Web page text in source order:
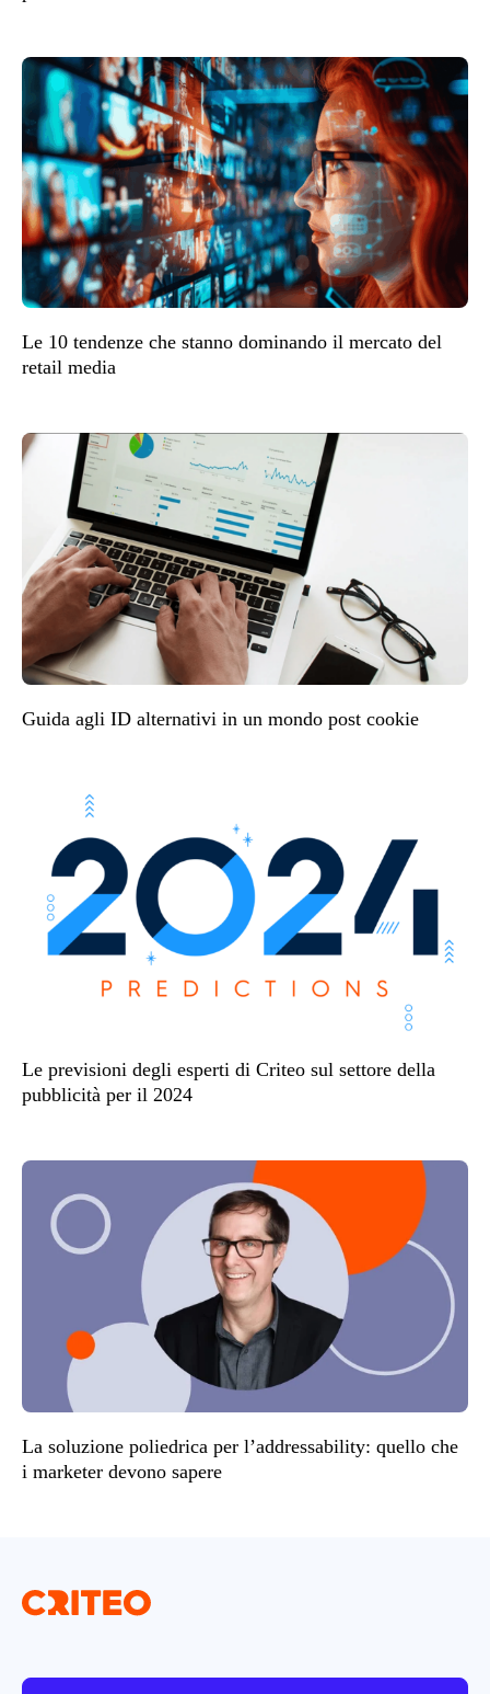
Le 10 tendenze che stanno dominando il mercato del
retail media
Guida agli ID alternativi in un mondo post cookie
Le previsioni degli esperti di Criteo sul settore della
pubblicità per il 2024
La soluzione poliedrica per l’addressability: quello che
i marketer devono sapere